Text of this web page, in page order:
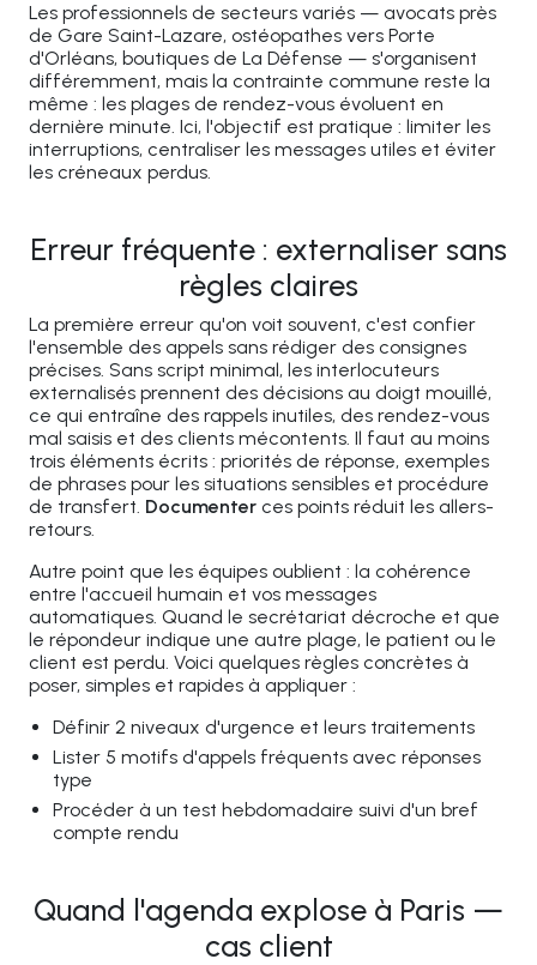
Les professionnels de secteurs variés — avocats près
de Gare Saint-Lazare, ostéopathes vers Porte
d'Orléans, boutiques de La Défense — s'organisent
différemment, mais la contrainte commune reste la
même : les plages de rendez-vous évoluent en
dernière minute. Ici, l'objectif est pratique : limiter les
interruptions, centraliser les messages utiles et éviter
les créneaux perdus.
Erreur fréquente : externaliser sans
règles claires
La première erreur qu'on voit souvent, c'est confier
l'ensemble des appels sans rédiger des consignes
précises. Sans script minimal, les interlocuteurs
externalisés prennent des décisions au doigt mouillé,
ce qui entraîne des rappels inutiles, des rendez-vous
mal saisis et des clients mécontents. Il faut au moins
trois éléments écrits : priorités de réponse, exemples
de phrases pour les situations sensibles et procédure
de transfert. Documenter ces points réduit les allers-
retours.
Autre point que les équipes oublient : la cohérence
entre l'accueil humain et vos messages
automatiques. Quand le secrétariat décroche et que
le répondeur indique une autre plage, le patient ou le
client est perdu. Voici quelques règles concrètes à
poser, simples et rapides à appliquer :
Définir 2 niveaux d'urgence et leurs traitements
Lister 5 motifs d'appels fréquents avec réponses
type
Procéder à un test hebdomadaire suivi d'un bref
compte rendu
Quand l'agenda explose à Paris —
cas client